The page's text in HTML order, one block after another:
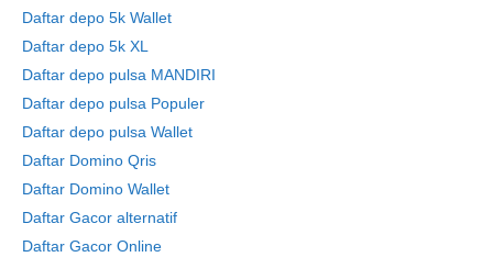
Daftar depo 5k Wallet
Daftar depo 5k XL
Daftar depo pulsa MANDIRI
Daftar depo pulsa Populer
Daftar depo pulsa Wallet
Daftar Domino Qris
Daftar Domino Wallet
Daftar Gacor alternatif
Daftar Gacor Online